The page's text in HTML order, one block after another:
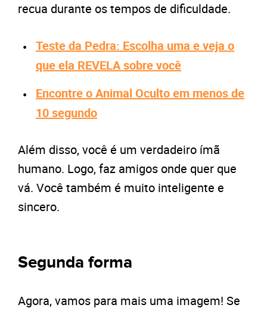
recua durante os tempos de dificuldade.
Teste da Pedra: Escolha uma e veja o
que ela REVELA sobre você
Encontre o Animal Oculto em menos de
10 segundo
Além disso, você é um verdadeiro ímã
humano. Logo, faz amigos onde quer que
vá. Você também é muito inteligente e
sincero.
Segunda forma
Agora, vamos para mais uma imagem! Se